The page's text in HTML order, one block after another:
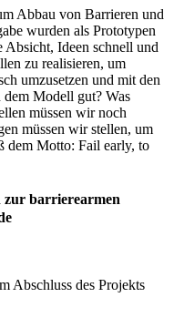
Abbau von Barrieren und
wurden als Prototypen
Ideen schnell und
zu realisieren, um
umzusetzen und mit den
Modell gut? Was
müssen wir noch
müssen wir stellen, um
dem Motto: Fail early, to
zur barrierearmen
Abschluss des Projekts